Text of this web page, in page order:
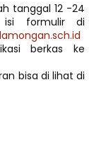
tanggal 12 -24
isi formulir di
berkas ke
bisa di lihat di